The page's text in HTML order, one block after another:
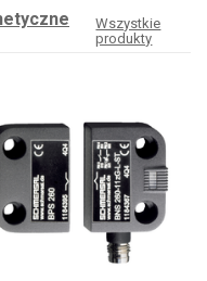
Wszystkie
produkty